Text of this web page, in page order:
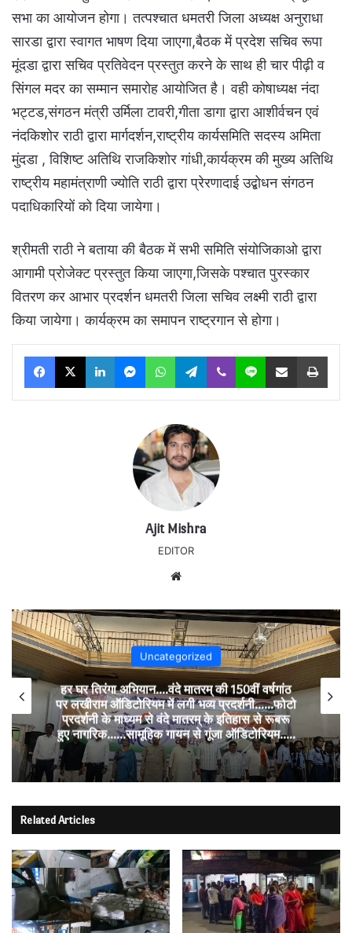
सभा का आयोजन होगा। तत्पश्चात धमतरी जिला अध्यक्ष अनुराधा
सारडा द्वारा स्वागत भाषण दिया जाएगा,बैठक में प्रदेश सचिव रूपा
मूंदडा द्वारा सचिव प्रतिवेदन प्रस्तुत करने के साथ ही चार पीढ़ी व
सिंगल मदर का सम्मान समारोह आयोजित है। वही कोषाध्यक्ष नंदा
भट्टड,संगठन मंत्री उर्मिला टावरी,गीता डागा द्वारा आशीर्वचन एवं
नंदकिशोर राठी द्वारा मार्गदर्शन,राष्ट्रीय कार्यसमिति सदस्य अमिता
मुंदडा , विशिष्ट अतिथि राजकिशोर गांधी,कार्यक्रम की मुख्य अतिथि
राष्ट्रीय महामंत्राणी ज्योति राठी द्वारा प्रेरणादाई उद्बोधन संगठन
पदाधिकारियों को दिया जायेगा।
श्रीमती राठी ने बताया की बैठक में सभी समिति संयोजिकाओ द्वारा
आगामी प्रोजेक्ट प्रस्तुत किया जाएगा,जिसके पश्चात पुरस्कार
वितरण कर आभार प्रदर्शन धमतरी जिला सचिव लक्ष्मी राठी द्वारा
किया जायेगा। कार्यक्रम का समापन राष्ट्रगान से होगा।
Facebook
X LinkedInMessengerWhatsAppTelegram
Viber Line Share via Email Print
Ajit Mishra
EDITOR
Uncategorized
हर घर तिरंगा अभियान….वंदे मातरम् की 150वीं वर्षगांठ
पर लखीराम ऑडिटोरियम में लगी भव्य प्रदर्शनी……फोटो
प्रदर्शनी के माध्यम से वंदे मातरम् के इतिहास से रूबरू
हुए नागरिक……सामूहिक गायन से गूंजा ऑडिटोरियम…..
Related Articles